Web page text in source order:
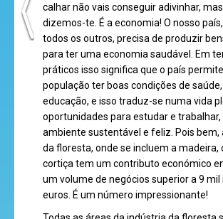
calhar não vais conseguir adivinhar,
dizemos-te. É a economia! O nosso
todos os outros, precisa de produzir
para ter uma economia saudável. Em
práticos isso significa que o país
população ter boas condições de
educação, e isso traduz-se numa vida
oportunidades para estudar e trabalhar,
ambiente sustentável e feliz. Pois bem,
da floresta, onde se incluem a madeira,
cortiça tem um contributo económico
um volume de negócios superior a 9 mil
euros. É um número impressionante!